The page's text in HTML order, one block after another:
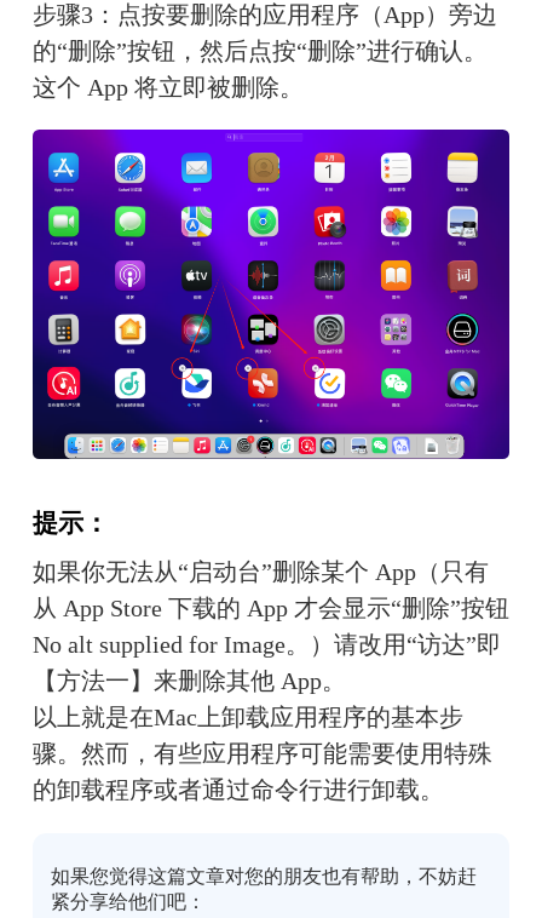
步骤3：点按要删除的应用程序（App）旁边
的“删除”按钮，然后点按“删除”进行确认。
这个 App 将立即被删除。
提示：
如果你无法从“启动台”删除某个 App（只有
从 App Store 下载的 App 才会显示“删除”按钮
No alt supplied for Image。）请改用“访达”即
【方法一】来删除其他 App。
以上就是在Mac上卸载应用程序的基本步
骤。然而，有些应用程序可能需要使用特殊
的卸载程序或者通过命令行进行卸载。
如果您觉得这篇文章对您的朋友也有帮助，不妨赶
紧分享给他们吧：